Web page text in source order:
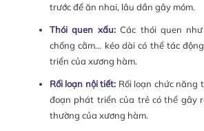
trước để ăn nhai, lâu dần gây móm.
Thói quen xấu:Các thói quen
chống cằm… kéo dài có thể tác
triển của xương hàm.
Rối loạn nội tiết: Rối loạn chức năng
đoạn phát triển của trẻ có thể gây
thường của xương hàm.